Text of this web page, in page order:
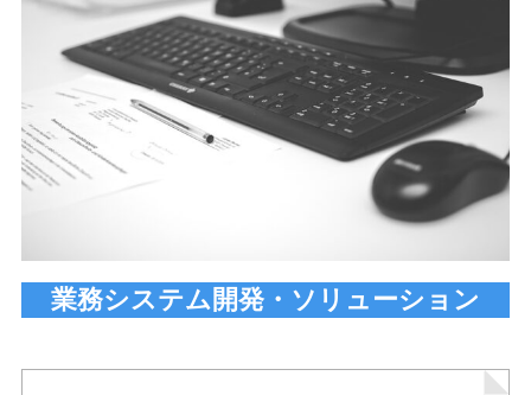
業務システム開発・ソリューション